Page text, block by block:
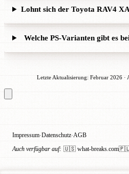
Lohnt sich der Toyota RAV4
Welche PS-Varianten gibt es
Letzte Aktualisierung: Februar 2026 ·
Impressum·Datenschutz·AGB
Auch verfügbar auf: 🇺🇸 what-breaks.com🇵🇱